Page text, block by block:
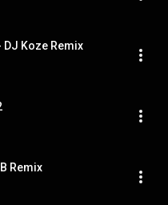
Koze Remix
Remix